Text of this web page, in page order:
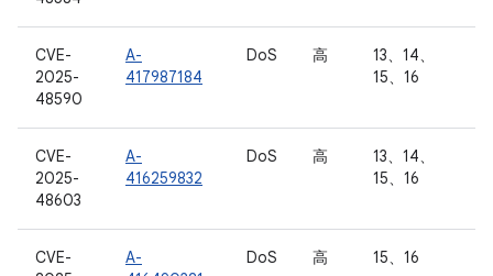
CVE-
2025-
48590
A-
417987184
DoS 高
13、14、
15、16
CVE-
2025-
48603
A-
416259832
DoS 高
13、14、
15、16
CVE-
A-
DoS 高 15、16